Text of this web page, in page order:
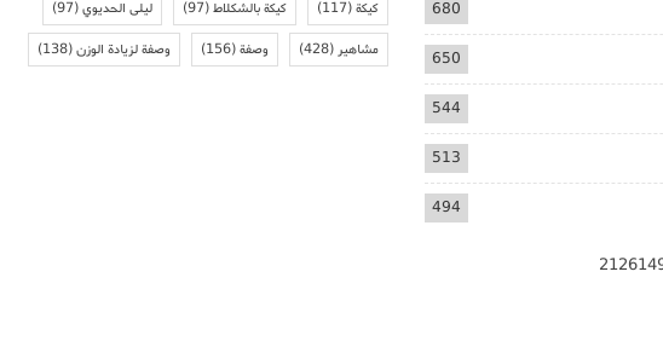
680
650
544
513
494
كيكة(117) كيكة بالشكلاط(97) ليلى الحديوي(97)
مشاهير(428) وصفة(156) وصفة لزيادة الوزن(138)